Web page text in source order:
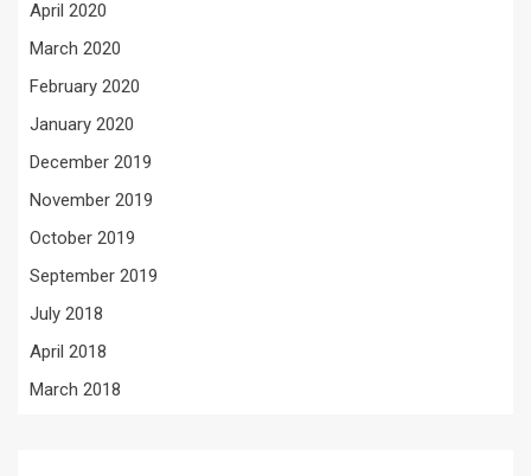
April 2020
March 2020
February 2020
January 2020
December 2019
November 2019
October 2019
September 2019
July 2018
April 2018
March 2018